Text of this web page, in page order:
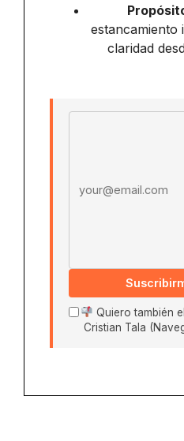
estancamiento
claridad
Quiero también
Cristian Tala